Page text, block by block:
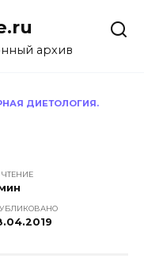
архив
ДИЕТОЛОГИЯ.
ЧТЕНИЕ